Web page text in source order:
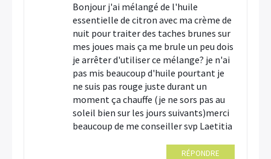
Bonjour j'ai mélangé de l'huile
essentielle de citron avec ma crème de
nuit pour traiter des taches brunes sur
mes joues mais ça me brule un peu dois
je arrêter d'utiliser ce mélange? je n'ai
pas mis beaucoup d'huile pourtant je
ne suis pas rouge juste durant un
moment ça chauffe (je ne sors pas au
soleil bien sur les jours suivants)merci
beaucoup de me conseiller svp Laetitia
RÉPONDRE